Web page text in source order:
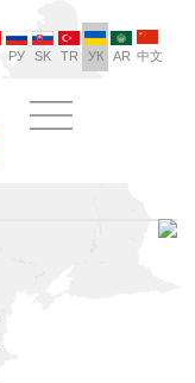
РУ SK TR УК AR 中文